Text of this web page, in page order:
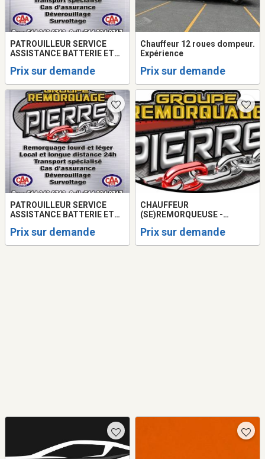
PATROUILLEUR SERVICE
ASSISTANCE BATTERIE ET
REMORQUEUSE/TOWING
Prix sur demande
Chauffeur 12 roues dompeur.
Expérience
Prix sur demande
PATROUILLEUR SERVICE
ASSISTANCE BATTERIE ET
REMORQUEUSE/TOWING
Prix sur demande
CHAUFFEUR
(SE)REMORQUEUSE -
CHAUFFEUR DE QUICK
Prix sur demande